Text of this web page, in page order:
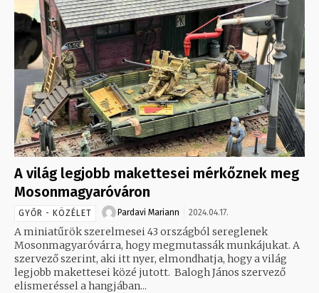
A világ legjobb makettesei mérkőznek meg
Mosonmagyaróváron
GYŐR - KÖZÉLET Pardavi Mariann 2024.04.17.
A miniatűrök szerelmesei 43 országból sereglenek
Mosonmagyaróvárra, hogy megmutassák munkájukat. A
szervező szerint, aki itt nyer, elmondhatja, hogy a világ
legjobb makettesei közé jutott. Balogh János szervező
elismeréssel a hangjában...